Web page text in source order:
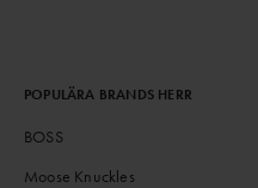
POPULÄRA BRANDS HERR
BOSS
Moose Knuckles